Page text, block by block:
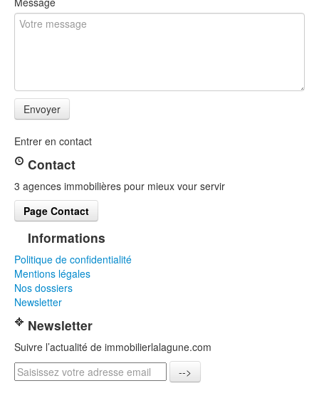
Entrer en contact
Contact
3 agences immobilières pour mieux vour servir
Page Contact
Informations
Politique de confidentialité
Mentions légales
Nos dossiers
Newsletter
Newsletter
Suivre l’actualité de immobilierlalagune.com
-->